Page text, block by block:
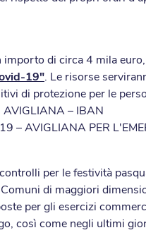
di circa 4 mila
19". Le risorse
di protezione per le
AVIGLIANA – IBAN
AVIGLIANA PER
per le festività
di maggiori
per gli esercizi
così come negli ultimi